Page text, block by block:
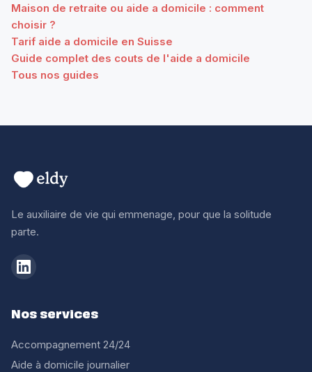
Maison de retraite ou aide a domicile : comment
choisir ?
Tarif aide a domicile en Suisse
Guide complet des couts de l'aide a domicile
Tous nos guides
Le auxiliaire de vie qui emmenage, pour que la solitude
parte.
Nos services
Accompagnement 24/24
Aide à domicile journalier